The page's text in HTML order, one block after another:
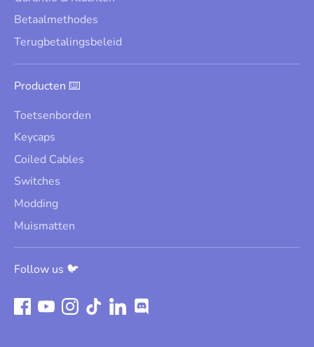
Betaalmethodes
Terugbetalingsbeleid
Producten ⌨️
Toetsenborden
Keycaps
Coiled Cables
Switches
Modding
Muismatten
Follow us 🐦